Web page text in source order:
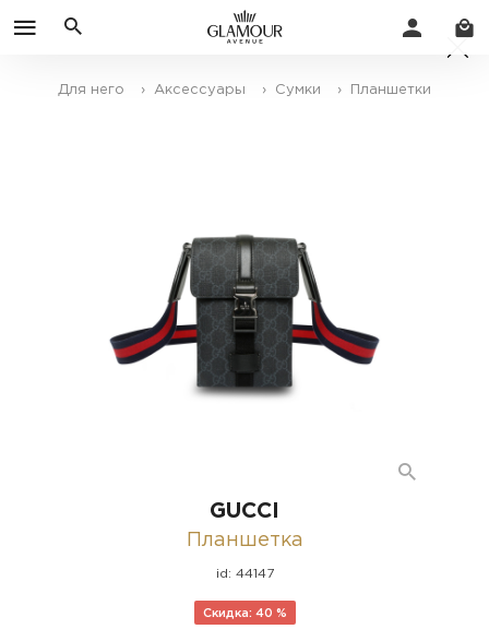
Для него › Аксессуары › Сумки › Планшетки
GUCCI
Планшетка
id: 44147
Скидка: 40 %